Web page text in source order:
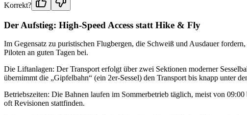
Korrekt?
Der Aufstieg: High-Speed Access statt Hike & Fly
Im Gegensatz zu puristischen Flugbergen, die Schweiß und Ausdauer
Piloten an guten Tagen bei.
Die Liftanlagen: Der Transport erfolgt über zwei Sektionen moderner
übernimmt die „Gipfelbahn“ (ein 2er-Sessel) den Transport bis knapp unter
Betriebszeiten: Die Bahnen laufen im Sommerbetrieb täglich, meist von
oft Revisionen stattfinden.